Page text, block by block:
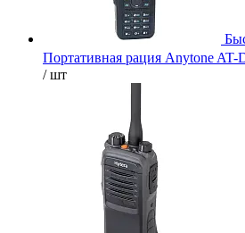
Портативная рация Anytone
/ шт